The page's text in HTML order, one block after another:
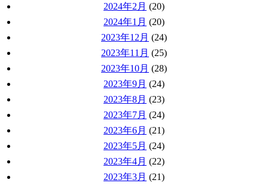
2024年2月 (20)
2024年1月 (20)
2023年12月 (24)
2023年11月 (25)
2023年10月 (28)
2023年9月 (24)
2023年8月 (23)
2023年7月 (24)
2023年6月 (21)
2023年5月 (24)
2023年4月 (22)
2023年3月 (21)